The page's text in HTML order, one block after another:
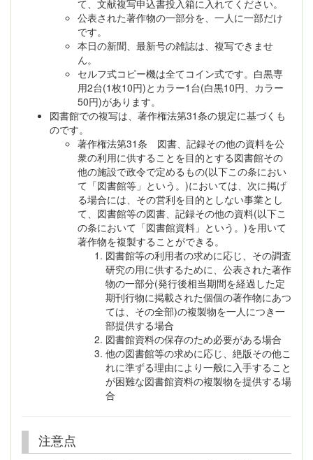
て、文献複写申込書投入箱に入れてください。
公表された著作物の一部分を、一人に一部だけ
です。
本日の新聞、最新号の雑誌は、複写できませ
ん。
セルフ式コピー機は全てコイン式です。白黒専
用2台(1枚10円)とカラー1台(白黒10円、カラー
50円)があります。
図書館での複写は、著作権法第31条の規定に基づくも
のです。
著作権法第31条 図書、記録その他の資料を公
衆の利用に供することを目的とする図書館その
他の施設で政令で定めるもの(以下この条におい
て「図書館等」という。)においては、次に掲げ
る場合には、その営利を目的としない事業とし
て、図書館等の図書、記録その他の資料(以下こ
の条において「図書館資料」という。)を用いて
著作物を複製することができる。
図書館等の利用者の求めに応じ、その調査
研究の用に供するために、公表された著作
物の一部分(発行後相当期間を経過した定
期刊行物に掲載された個個の著作物にあつ
ては、その全部)の複製物を一人につき一
部提供する場合
図書館資料の保存のため必要がある場合
他の図書館等の求めに応じ、絶版その他こ
れに準ずる理由により一般に入手すること
が困難な図書館資料の複製物を提供する場
合
注意点